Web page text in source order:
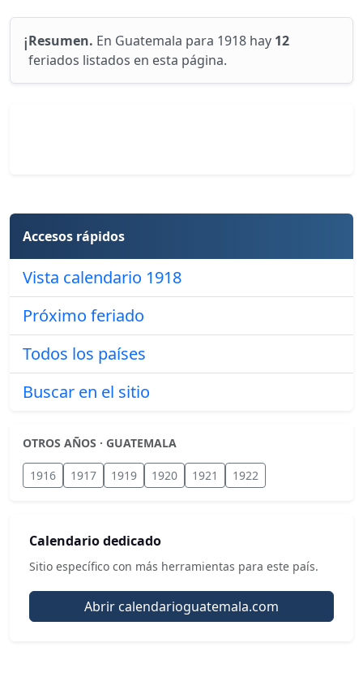
ℹ️Resumen. En Guatemala para 1918 hay 12
feriados listados en esta página.
Accesos rápidos
Vista calendario 1918
Próximo feriado
Todos los países
Buscar en el sitio
OTROS AÑOS · GUATEMALA
1916 1917 1919 1920 1921 1922
Calendario dedicado
Sitio específico con más herramientas para este país.
Abrir calendarioguatemala.com